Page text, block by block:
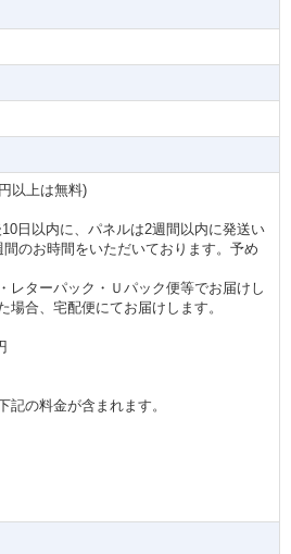
以上は無料)
日以内に、パネルは2週間以内に発送い
のお時間をいただいております。予め
レターパック・Ｕパック便等でお届けし
場合、宅配便にてお届けします。
記の料金が含まれます。